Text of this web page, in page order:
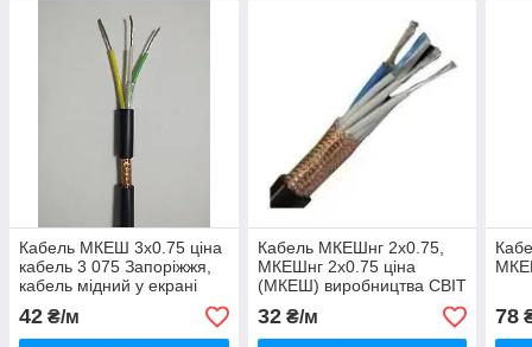
Кабель МКЕШ 3х0.75 ціна
кабель 3 075 Запоріжжя,
кабель мідний у екрані
Україна виробництва СВІТ
ЕЛЕКТРО
42 ₴/м
Кабель МКЕШнг 2х0.75,
МКЕШнг 2х0.75 ціна
(МКЕШ) виробництва СВІТ
ЕЛЕКТРО УКРАЇНА
32₴/м 78